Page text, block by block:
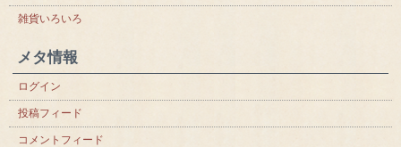
雑貨いろいろ
メタ情報
ログイン
投稿フィード
コメントフィード